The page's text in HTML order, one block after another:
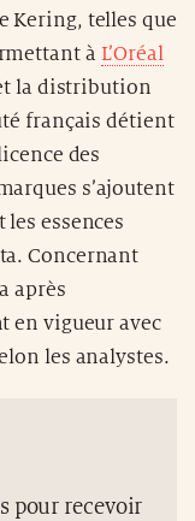
Kering, telles que
à L’Oréal
la distribution
français détient
des
s’ajoutent
essences
Concernant
après
en vigueur avec
les analystes.
pour recevoir